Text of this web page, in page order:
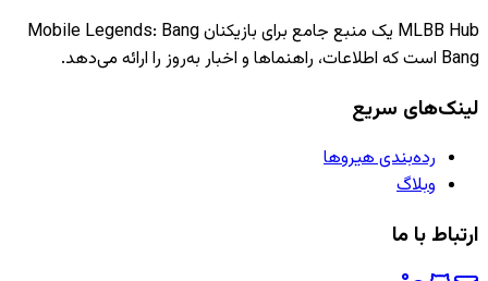
MLBB Hub یک منبع جامع برای بازیکنان Mobile Legends: Bang
Bang است که اطلاعات، راهنماها و اخبار به‌روز را ارائه می‌دهد.
لینک‌های سریع
رده‌بندی هیروها
وبلاگ
ارتباط با ما